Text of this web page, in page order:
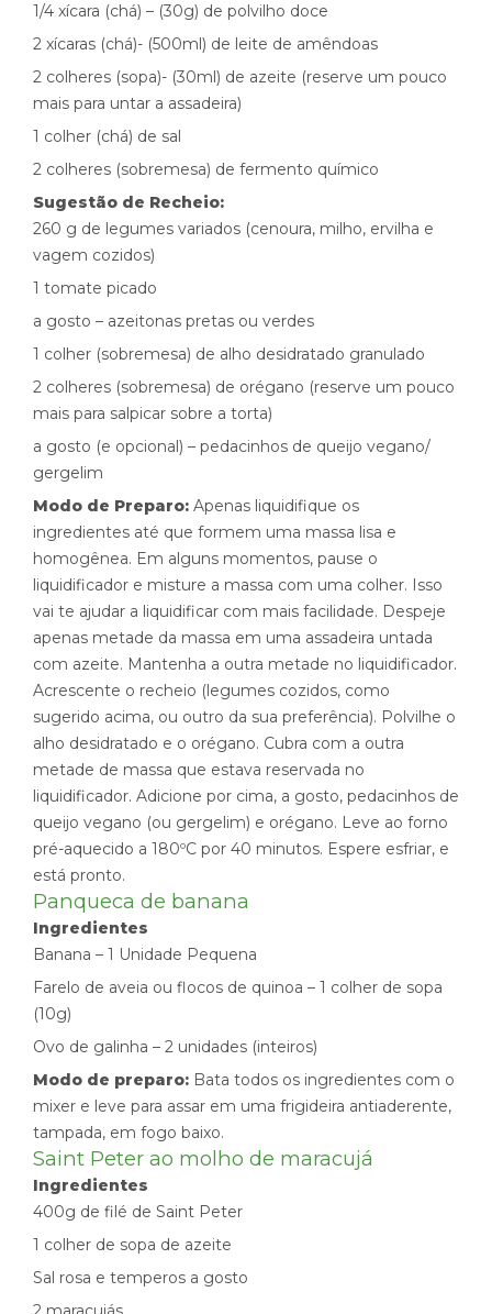
1/4 xícara (chá) – (30g) de polvilho doce
2 xícaras (chá)- (500ml) de leite de amêndoas
2 colheres (sopa)- (30ml) de azeite (reserve um pouco
mais para untar a assadeira)
1 colher (chá) de sal
2 colheres (sobremesa) de fermento químico
Sugestão de Recheio:
260 g de legumes variados (cenoura, milho, ervilha e
vagem cozidos)
1 tomate picado
a gosto – azeitonas pretas ou verdes
1 colher (sobremesa) de alho desidratado granulado
2 colheres (sobremesa) de orégano (reserve um pouco
mais para salpicar sobre a torta)
a gosto (e opcional) – pedacinhos de queijo vegano/
gergelim
Modo de Preparo: Apenas liquidifique os
ingredientes até que formem uma massa lisa e
homogênea. Em alguns momentos, pause o
liquidificador e misture a massa com uma colher. Isso
vai te ajudar a liquidificar com mais facilidade. Despeje
apenas metade da massa em uma assadeira untada
com azeite. Mantenha a outra metade no liquidificador.
Acrescente o recheio (legumes cozidos, como
sugerido acima, ou outro da sua preferência). Polvilhe o
alho desidratado e o orégano. Cubra com a outra
metade de massa que estava reservada no
liquidificador. Adicione por cima, a gosto, pedacinhos de
queijo vegano (ou gergelim) e orégano. Leve ao forno
pré-aquecido a 180ºC por 40 minutos. Espere esfriar, e
está pronto.
Panqueca de banana
Ingredientes
Banana – 1 Unidade Pequena
Farelo de aveia ou flocos de quinoa – 1 colher de sopa
(10g)
Ovo de galinha – 2 unidades (inteiros)
Modo de preparo: Bata todos os ingredientes com o
mixer e leve para assar em uma frigideira antiaderente,
tampada, em fogo baixo.
Saint Peter ao molho de maracujá
Ingredientes
400g de filé de Saint Peter
1 colher de sopa de azeite
Sal rosa e temperos a gosto